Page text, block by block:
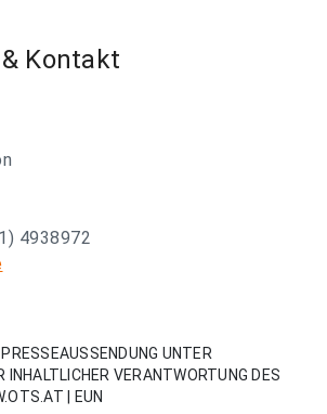
Kontakt
4938972
UNTER
INHALTLICHER VERANTWORTUNG DES
| EUN